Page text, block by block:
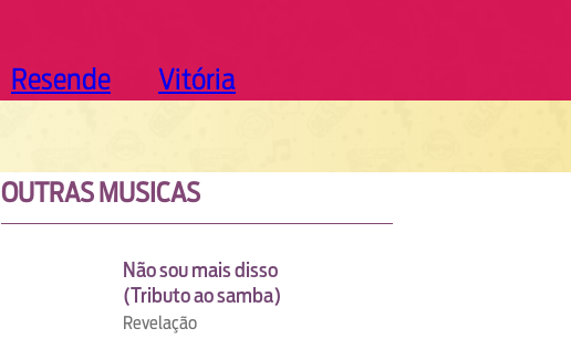
Resende Vitória
OUTRAS MUSICAS
Não sou mais disso
(Tributo ao samba)
Revelação